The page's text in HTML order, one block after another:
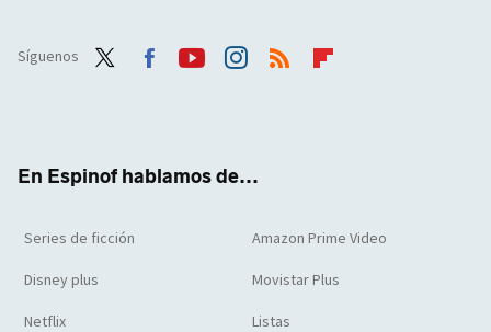
Síguenos
En Espinof hablamos de...
Series de ficción Amazon Prime Video
Disney plus Movistar Plus
Netflix Listas